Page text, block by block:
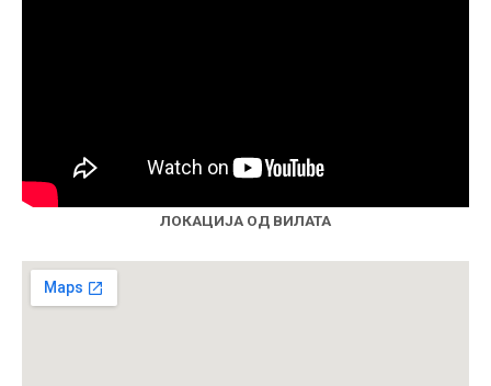
ЛОКАЦИЈА ОД ВИЛАТА